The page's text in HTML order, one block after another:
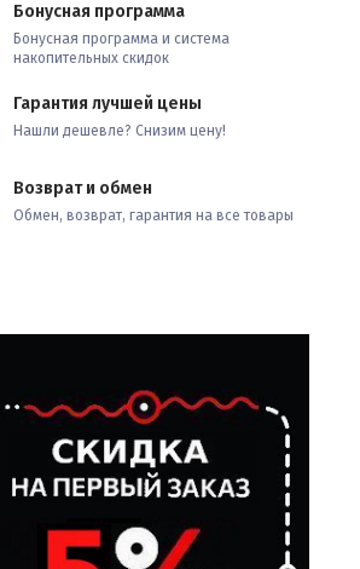
Бонусная программа
Бонусная программа и система
накопительных скидок
Гарантия лучшей цены
Нашли дешевле? Снизим цену!
Возврат и обмен
Обмен, возврат, гарантия на все товары